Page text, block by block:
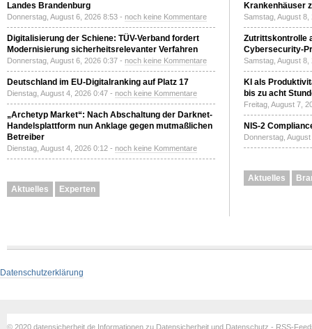
Landes Brandenburg
Donnerstag, August 6, 2026 8:53 - noch keine Kommentare
Digitalisierung der Schiene: TÜV-Verband fordert
Modernisierung sicherheitsrelevanter Verfahren
Donnerstag, August 6, 2026 0:37 - noch keine Kommentare
Deutschland im EU-Digitalranking auf Platz 17
Dienstag, August 4, 2026 0:47 - noch keine Kommentare
„Archetyp Market“: Nach Abschaltung der Darknet-
Handelsplattform nun Anklage gegen mutmaßlichen
Betreiber
Dienstag, August 4, 2026 0:12 - noch keine Kommentare
Aktuelles Experten
Krankenhäuser
Samstag, August
Zutrittskontrolle
Cybersecurity-
Samstag, August
KI als
bis zu acht
Freitag, August 7,
NIS-2
Donnerstag,
Aktuelles
Datenschutzerklärung
© 2020 datensicherheit.de Informationen zu Datensicherheit und Datenschutz - RSS-